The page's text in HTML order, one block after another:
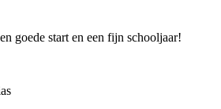
goede start en een fijn schooljaar!